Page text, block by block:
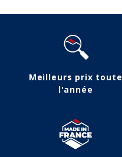
Meilleurs prix toute
l'année